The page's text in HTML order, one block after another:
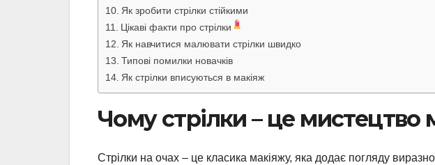
Як зробити стрілки стійкими
Цікаві факти про стрілки
Як навчитися малювати стрілки швидко
Типові помилки новачків
Як стрілки вписуються в макіяж
Чому стрілки – це мистецтво
Стрілки на очах – це класика макіяжу, яка додає погляду